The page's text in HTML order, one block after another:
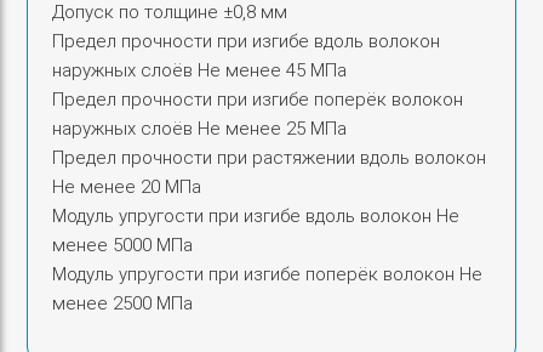
Допуск по толщине ±0,8 мм
Предел прочности при изгибе вдоль волокон
наружных слоёв Не менее 45 МПа
Предел прочности при изгибе поперёк волокон
наружных слоёв Не менее 25 МПа
Предел прочности при растяжении вдоль волокон
Не менее 20 МПа
Модуль упругости при изгибе вдоль волокон Не
менее 5000 МПа
Модуль упругости при изгибе поперёк волокон Не
менее 2500 МПа